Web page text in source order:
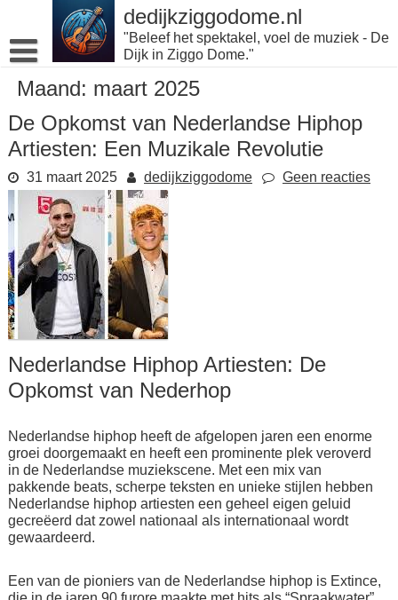
inhoud
gaan
dedijkziggodome.nl
"Beleef het spektakel, voel de muziek - De
Dijk in Ziggo Dome."
Maand: maart 2025
De Opkomst van Nederlandse Hiphop
Artiesten: Een Muzikale Revolutie
31 maart 2025 dedijkziggodome Geen reacties
Nederlandse Hiphop Artiesten: De
Opkomst van Nederhop
Nederlandse hiphop heeft de afgelopen jaren een enorme
groei doorgemaakt en heeft een prominente plek veroverd
in de Nederlandse muziekscene. Met een mix van
pakkende beats, scherpe teksten en unieke stijlen hebben
Nederlandse hiphop artiesten een geheel eigen geluid
gecreëerd dat zowel nationaal als internationaal wordt
gewaardeerd.
Een van de pioniers van de Nederlandse hiphop is Extince,